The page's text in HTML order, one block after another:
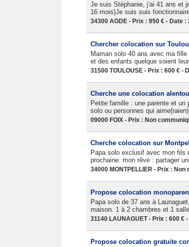
Je suis Stéphanie, j'ai 41 ans et
16 mois)Je suis suis
34300 AGDE - Prix : 950 € - Date :
Chercher colocation sur
Maman solo 40 ans avec ma
et des enfants quelque soient
31500 TOULOUSE - Prix : 600 € -
Cherche une colocation
Petite famille : une parente et
solo ou personnes qui
09000 FOIX - Prix : Non
Cherche colocation sur
Papa solo exclusif avec mon fils
prochaine. mon rêve : partager
34000 MONTPELLIER - Prix :
Propose colocation
Papa solo de 37 ans à
maison. 1 à 2 chambres et 1
31140 LAUNAGUET - Prix : 600 €
Propose colocation gratuite